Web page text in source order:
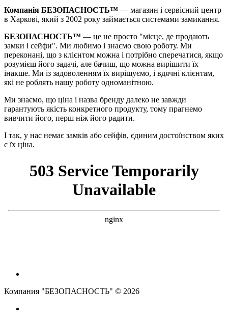
Компанія БЕЗОПАСНОСТЬ™ — магазин і сервісний центр
в Харкові, який з 2002 року займається системами замикання.
БЕЗОПАСНОСТЬ™ — це не просто "місце, де продають
замки і сейфи". Ми любимо і знаємо свою роботу. Ми
переконані, що з клієнтом можна і потрібно сперечатися, якщо
розумієш його задачі, але бачиш, що можна вирішити їх
інакше. Ми із задоволенням їх вирішуємо, і вдячні клієнтам,
які не роблять нашу роботу одноманітною.
Ми знаємо, що ціна і назва бренду далеко не завжди
гарантують якість конкретного продукту, тому прагнемо
вивчити його, перш ніж його радити.
І так, у нас немає замків або сейфів, єдиним достоїнством яких
є їх ціна.
Компания "БЕЗОПАСНОСТЬ" © 2026